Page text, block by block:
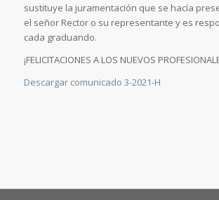
sustituye la juramentación que se hacía
el señor Rector o su representante y es
cada graduando.
¡FELICITACIONES A LOS NUEVOS
Descargar comunicado 3-2021-H